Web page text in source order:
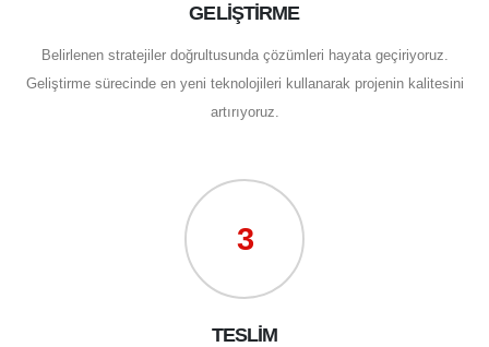
GELİŞTİRME
Belirlenen stratejiler doğrultusunda çözümleri hayata geçiriyoruz.
Geliştirme sürecinde en yeni teknolojileri kullanarak projenin kalitesini
artırıyoruz.
3
TESLİM